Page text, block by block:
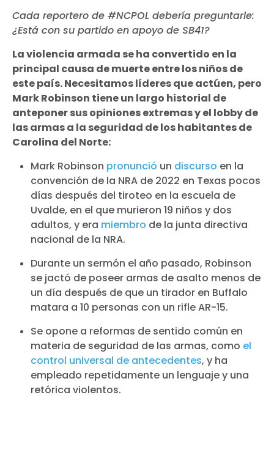
Cada reportero de #NCPOL debería preguntarle:
¿Está con su partido en apoyo de SB41?
La violencia armada se ha convertido en la
principal causa de muerte entre los niños de
este país. Necesitamos líderes que actúen, pero
Mark Robinson tiene un largo historial de
anteponer sus opiniones extremas y el lobby de
las armas a la seguridad de los habitantes de
Carolina del Norte:
Mark Robinson pronunció un discurso en la
convención de la NRA de 2022 en Texas pocos
días después del tiroteo en la escuela de
Uvalde, en el que murieron 19 niños y dos
adultos, y era miembro de la junta directiva
nacional de la NRA.
Durante un sermón el año pasado, Robinson
se jactó de poseer armas de asalto menos de
un día después de que un tirador en Buffalo
matara a 10 personas con un rifle AR-15.
Se opone a reformas de sentido común en
materia de seguridad de las armas, como el
control universal de antecedentes, y ha
empleado repetidamente un lenguaje y una
retórica violentos.